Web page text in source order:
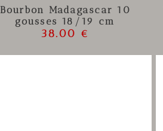
Bourbon Madagascar 10
gousses 18/19 cm
38.00 €